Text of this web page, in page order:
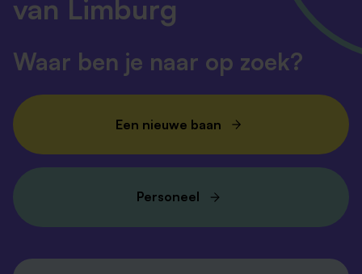
van Limburg
Waar ben je naar op zoek?
Een nieuwe baan
Personeel